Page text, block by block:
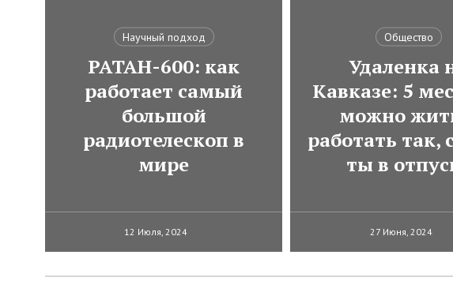
Научный подход
РАТАН-600: как
работает самый
большой
радиотелескоп в
мире
12 Июля, 2024
Общество
Удаленка
Кавказе: 5
можно
работать так,
ты в
27 Июня, 2024